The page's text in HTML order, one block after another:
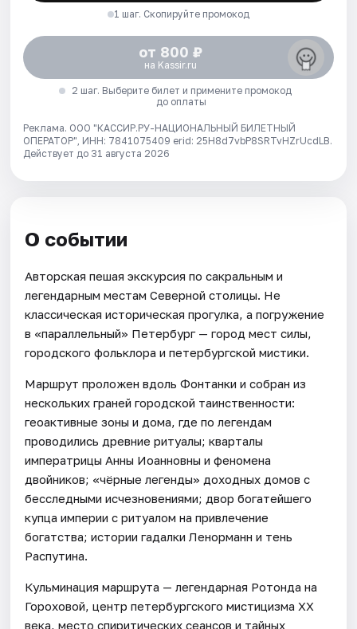
1 шаг. Скопируйте промокод
от 800 ₽
на Kassir.ru
2 шаг. Выберите билет и примените промокод
до оплаты
Реклама. ООО "КАССИР.РУ-НАЦИОНАЛЬНЫЙ БИЛЕТНЫЙ
ОПЕРАТОР", ИНН: 7841075409 erid: 25H8d7vbP8SRTvHZrUcdLB.
Действует до 31 августа 2026
О событии
Авторская пешая экскурсия по сакральным и
легендарным местам Северной столицы. Не
классическая историческая прогулка, а погружение
в «параллельный» Петербург — город мест силы,
городского фольклора и петербургской мистики.
Маршрут проложен вдоль Фонтанки и собран из
нескольких граней городской таинственности:
геоактивные зоны и дома, где по легендам
проводились древние ритуалы; кварталы
императрицы Анны Иоанновны и феномена
двойников; «чёрные легенды» доходных домов с
бесследными исчезновениями; двор богатейшего
купца империи с ритуалом на привлечение
богатства; истории гадалки Ленорманн и тень
Распутина.
Кульминация маршрута — легендарная Ротонда на
Гороховой, центр петербургского мистицизма XX
века, место спиритических сеансов и тайных